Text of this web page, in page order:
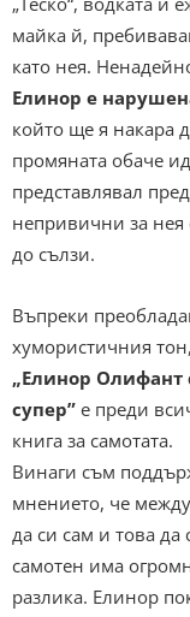
майка й,
като нея.
Елинор е
който ще я накара
промяната обаче
представлявал
непривични за нея
до сълзи.
Въпреки
хумористичния тон,
„Елинор Олифант
супер” е преди
книга за самотата.
Винаги съм
мнението, че
да си сам и това да
самотен има
разлика. Елинор